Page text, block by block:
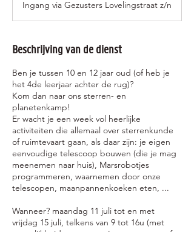
e
l
e
Ingang via Gezusters Lovelingstraat z/n
Beschrijving van de dienst
Ben je tussen 10 en 12 jaar oud (of heb je
het 4de leerjaar achter de rug)?
Kom dan naar ons sterren- en
planetenkamp!
Er wacht je een week vol heerlijke
activiteiten die allemaal over sterrenkunde
of ruimtevaart gaan, als daar zijn: je eigen
eenvoudige telescoop bouwen (die je mag
meenemen naar huis), Marsrobotjes
programmeren, waarnemen door onze
telescopen, maanpannenkoeken eten, ...
Wanneer? maandag 11 juli tot en met
vrijdag 15 juli, telkens van 9 tot 16u (met